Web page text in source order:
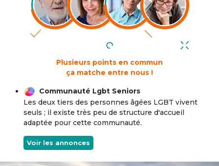
Plusieurs points en commun
ça matche entre nous !
Communauté Lgbt Seniors
Les deux tiers des personnes âgées LGBT vivent
seuls ; il existe très peu de structure d'accueil
adaptée pour cette communauté.
Voir les annonces